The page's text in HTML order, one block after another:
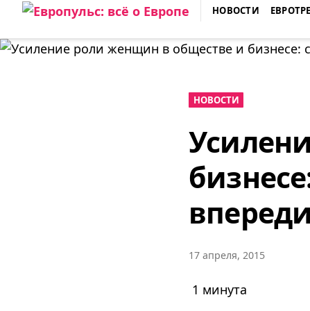
Skip
content
ЕВРОПУЛЬС: ВСЁ О ЕВРОПЕ
НОВОСТИ
НОВОСТИ
впереди
17 апреля, 2015
1 минута